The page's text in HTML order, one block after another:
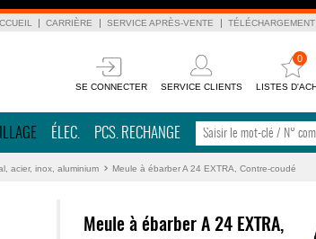
CARRIÈRE SERVICE APRÈS-VENTE TÉLÉCHARGEMENT
SE CONNECTER SERVICE CLIENTS
0
LISTES
ÉLEC. PCS. RECHANGE
acier, inox, aluminium Meule à ébarber A 24 EXTRA, Contre-coudé
Meule à ébarber A 24 EXTRA,